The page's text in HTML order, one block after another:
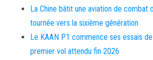
La Chine bâtit une aviation de combat
tournée vers la sixième génération
Le KAAN P1 commence ses essais
premier vol attendu fin 2026